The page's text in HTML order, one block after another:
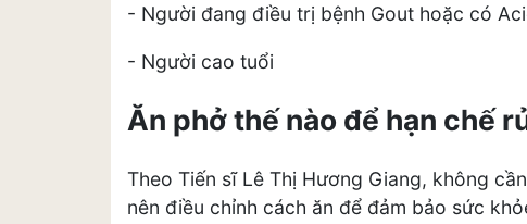
- Người đang điều trị bệnh Gout hoặc có
- Người cao tuổi
Ăn phở thế nào để hạn chế
Theo Tiến sĩ Lê Thị Hương Giang, không
nên điều chỉnh cách ăn để đảm bảo sức